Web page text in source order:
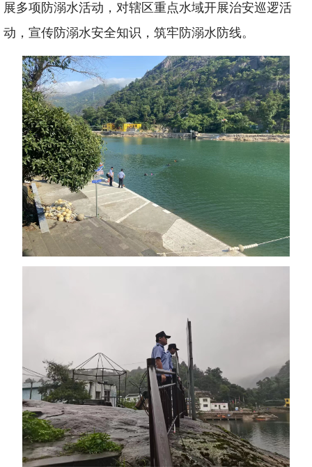
展多项防溺水活动，对辖区重点水域开展治安巡逻活
动，宣传防溺水安全知识，筑牢防溺水防线。